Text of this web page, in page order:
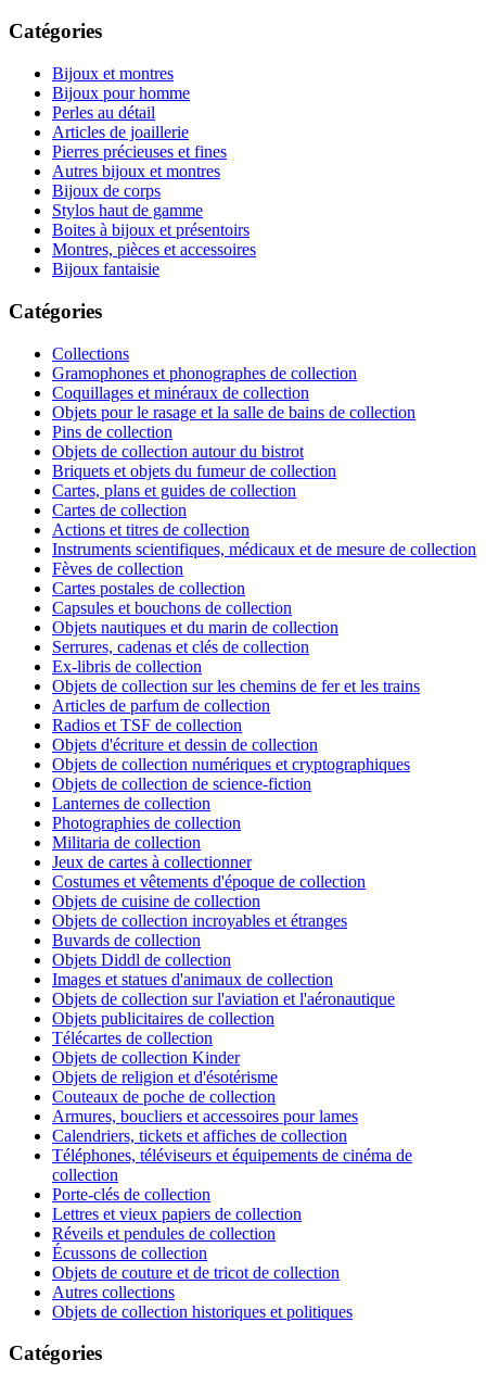
Catégories
Bijoux et montres
Bijoux pour homme
Perles au détail
Articles de joaillerie
Pierres précieuses et fines
Autres bijoux et montres
Bijoux de corps
Stylos haut de gamme
Boites à bijoux et présentoirs
Montres, pièces et accessoires
Bijoux fantaisie
Catégories
Collections
Gramophones et phonographes de collection
Coquillages et minéraux de collection
Objets pour le rasage et la salle de bains de collection
Pins de collection
Objets de collection autour du bistrot
Briquets et objets du fumeur de collection
Cartes, plans et guides de collection
Cartes de collection
Actions et titres de collection
Instruments scientifiques, médicaux et de mesure de collection
Fèves de collection
Cartes postales de collection
Capsules et bouchons de collection
Objets nautiques et du marin de collection
Serrures, cadenas et clés de collection
Ex-libris de collection
Objets de collection sur les chemins de fer et les trains
Articles de parfum de collection
Radios et TSF de collection
Objets d'écriture et dessin de collection
Objets de collection numériques et cryptographiques
Objets de collection de science-fiction
Lanternes de collection
Photographies de collection
Militaria de collection
Jeux de cartes à collectionner
Costumes et vêtements d'époque de collection
Objets de cuisine de collection
Objets de collection incroyables et étranges
Buvards de collection
Objets Diddl de collection
Images et statues d'animaux de collection
Objets de collection sur l'aviation et l'aéronautique
Objets publicitaires de collection
Télécartes de collection
Objets de collection Kinder
Objets de religion et d'ésotérisme
Couteaux de poche de collection
Armures, boucliers et accessoires pour lames
Calendriers, tickets et affiches de collection
Téléphones, téléviseurs et équipements de cinéma de
collection
Porte-clés de collection
Lettres et vieux papiers de collection
Réveils et pendules de collection
Écussons de collection
Objets de couture et de tricot de collection
Autres collections
Objets de collection historiques et politiques
Catégories